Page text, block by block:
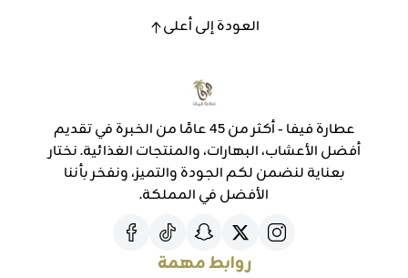
العودة إلى أعلى
عطارة فيفا - أكثر من 45 عامًا من الخبرة في تقديم
أفضل الأعشاب، البهارات، والمنتجات الغذائية. نختار
بعناية لنضمن لكم الجودة والتميز، ونفخر بأننا
الأفضل في المملكة.
روابط مهمة